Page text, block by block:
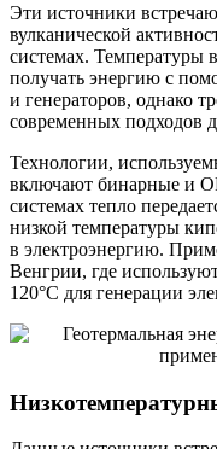
Эти источники
вулканической
системах. Температуры
получать энергию с
и генераторов, однако
современных подходов
Технологии,
включают бинарные и
системах тепло
низкой температуры
в электроэнергию.
Венгрии, где
120°C для генерации